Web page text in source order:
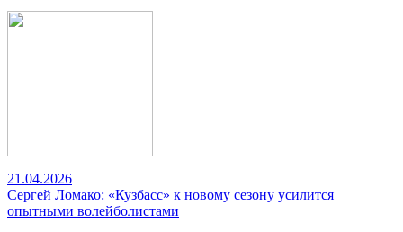
21.04.2026
Сергей Ломако: «Кузбасс» к новому сезону усилится
опытными волейболистами